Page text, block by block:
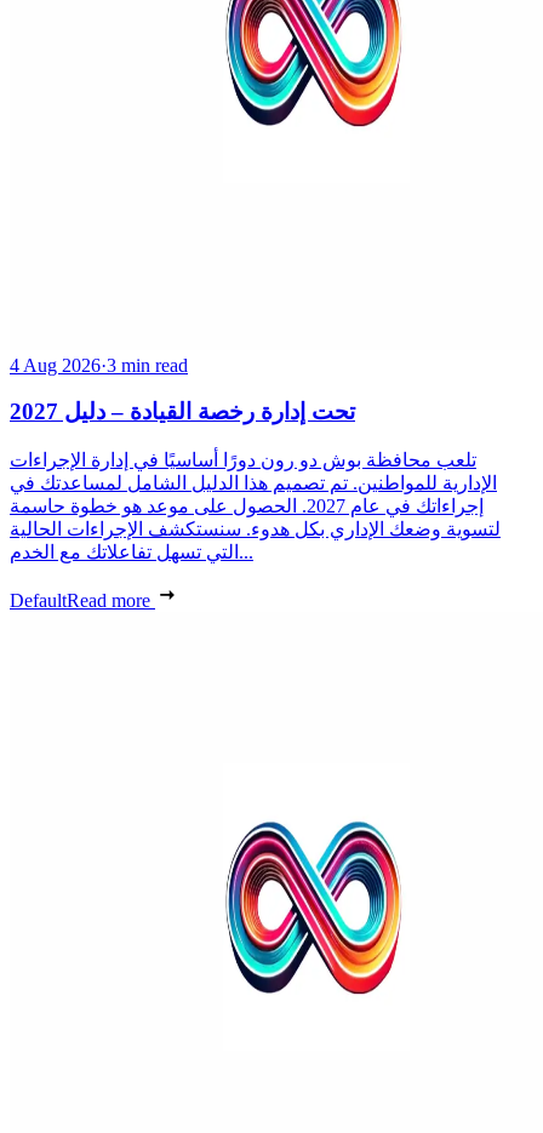
4 Aug 2026·3 min read
تحت إدارة رخصة القيادة – دليل 2027
تلعب محافظة بوش دو رون دورًا أساسيًا في إدارة الإجراءات
الإدارية للمواطنين. تم تصميم هذا الدليل الشامل لمساعدتك في
إجراءاتك في عام 2027. الحصول على موعد هو خطوة حاسمة
لتسوية وضعك الإداري بكل هدوء. سنستكشف الإجراءات الحالية
التي تسهل تفاعلاتك مع الخدم...
DefaultRead more